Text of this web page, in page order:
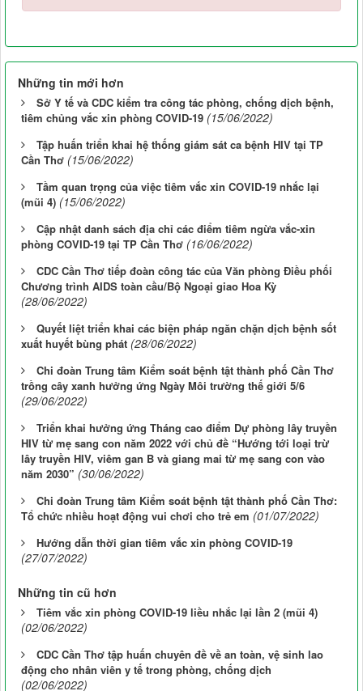
Những tin mới hơn
Sở Y tế và CDC kiểm tra công tác phòng, chống dịch bệnh,
tiêm chủng vắc xin phòng COVID-19 (15/06/2022)
Tập huấn triển khai hệ thống giám sát ca bệnh HIV tại TP
Cần Thơ (15/06/2022)
Tầm quan trọng của việc tiêm vắc xin COVID-19 nhắc lại
(mũi 4) (15/06/2022)
Cập nhật danh sách địa chỉ các điểm tiêm ngừa vắc-xin
phòng COVID-19 tại TP Cần Thơ (16/06/2022)
CDC Cần Thơ tiếp đoàn công tác của Văn phòng Điều phối
Chương trình AIDS toàn cầu/Bộ Ngoại giao Hoa Kỳ
(28/06/2022)
Quyết liệt triển khai các biện pháp ngăn chặn dịch bệnh sốt
xuất huyết bùng phát (28/06/2022)
Chi đoàn Trung tâm Kiểm soát bệnh tật thành phố Cần Thơ
trồng cây xanh hưởng ứng Ngày Môi trường thế giới 5/6
(29/06/2022)
Triển khai hưởng ứng Tháng cao điểm Dự phòng lây truyền
HIV từ mẹ sang con năm 2022 với chủ đề “Hướng tới loại trừ
lây truyền HIV, viêm gan B và giang mai từ mẹ sang con vào
năm 2030” (30/06/2022)
Chi đoàn Trung tâm Kiểm soát bệnh tật thành phố Cần Thơ:
Tổ chức nhiều hoạt động vui chơi cho trẻ em (01/07/2022)
Hướng dẫn thời gian tiêm vắc xin phòng COVID-19
(27/07/2022)
Những tin cũ hơn
Tiêm vắc xin phòng COVID-19 liều nhắc lại lần 2 (mũi 4)
(02/06/2022)
CDC Cần Thơ tập huấn chuyên đề về an toàn, vệ sinh lao
động cho nhân viên y tế trong phòng, chống dịch
(02/06/2022)